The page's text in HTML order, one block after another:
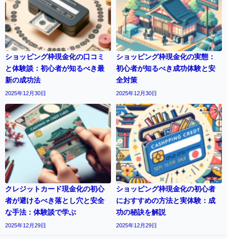
ショッピング枠現金化の口コミ
と体験談：初心者が知るべき最
新の成功法
2025年12月30日
ショッピング枠現金化の実態：
初心者が知るべき成功体験と安
全対策
2025年12月30日
クレジットカード現金化の初心
者が避けるべき落とし穴と安全
な手法：体験談で学ぶ
2025年12月29日
ショッピング枠現金化の初心者
におすすめの方法と実体験：成
功の秘訣を解説
2025年12月29日